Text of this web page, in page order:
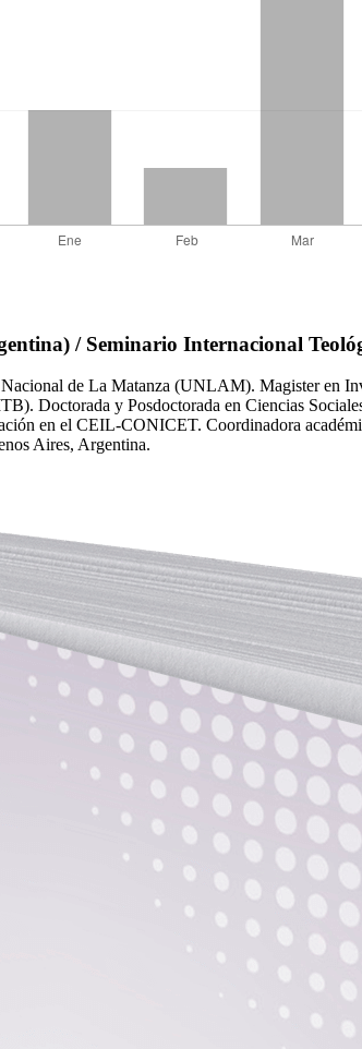
/ Seminario Internacional
de La Matanza (UNLAM). Magister en
Doctorada y Posdoctorada en Ciencias
en el CEIL-CONICET. Coordinadora
Aires, Argentina.